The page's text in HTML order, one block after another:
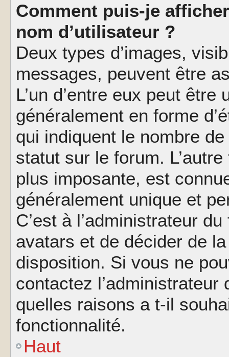
Comment puis-je
nom d’utilisateur ?
Deux types d’images,
messages, peuvent être
L’un d’entre eux peut
généralement en forme
qui indiquent le nombre
statut sur le forum.
plus imposante, est
généralement unique et
C’est à l’administrateur
avatars et de décider de
disposition. Si vous ne
contactez
quelles raisons a t-il
fonctionnalité.
Haut